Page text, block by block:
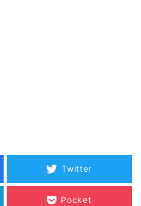
Twitter
Pocket